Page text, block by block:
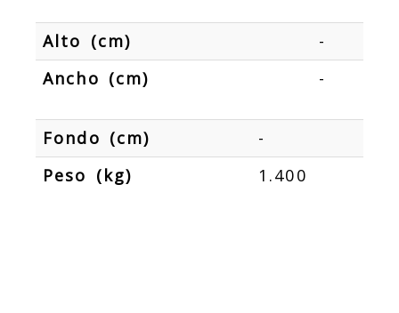
Alto (cm)
-
Ancho (cm)
-
Fondo (cm)
-
Peso (kg)
1.400